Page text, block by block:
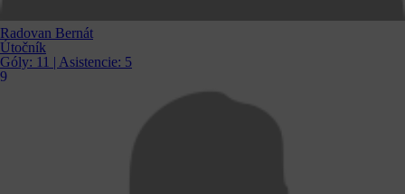
Radovan Bernát
Útočník
Góly: 11 | Asistencie: 5
9